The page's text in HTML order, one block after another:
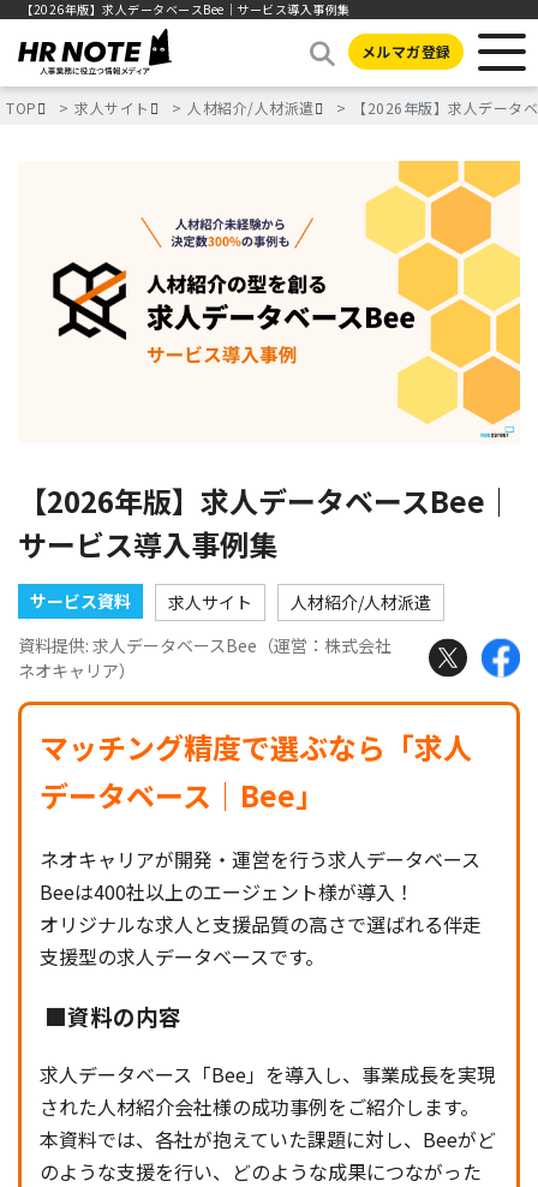
【2026年版】求人データベースBee｜サービス導入事例集
メルマガ登録
TOP 求人サイト 人材紹介/人材派遣 【2026年版】求人データ
【2026年版】求人データベースBee｜
サービス導入事例集
サービス資料 求人サイト
人材紹介/人材派遣
資料提供: 求人データベースBee（運営：株式会社
ネオキャリア）
マッチング精度で選ぶなら「求人
データベース｜Bee」
ネオキャリアが開発・運営を行う求人データベース
Beeは400社以上のエージェント様が導入！
オリジナルな求人と支援品質の高さで選ばれる伴走
支援型の求人データベースです。
■資料の内容
求人データベース「Bee」を導入し、事業成長を実現
された人材紹介会社様の成功事例をご紹介します。
本資料では、各社が抱えていた課題に対し、Beeがど
のような支援を行い、どのような成果につながった